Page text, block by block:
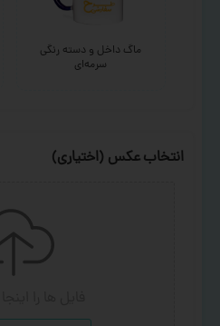
ماگ داخل و دسته رنگی
سرمه‌ای
انتخاب عکس (اختیاری)